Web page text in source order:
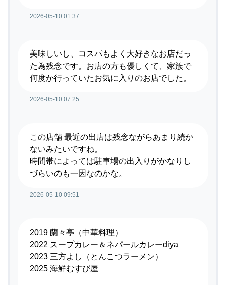
2026-05-10 01:37
美味しいし、コスパもよく大好きなお店だっ
た為残念です。お店の方も優しくて、家族で
何度か行っていたお気に入りのお店でした。
2026-05-10 07:25
この店舗 最近の出店は残念ながらあまり続か
ないみたいですね。
時間帯によっては駐車場の出入りがかなりし
づらいのも一因なのかな。
2026-05-10 09:51
2019 蘭々亭（中華料理）
2022 スープカレー＆ネパールカレーdiya
2023 三方よし（とんこつラーメン）
2025 海鮮むすび屋